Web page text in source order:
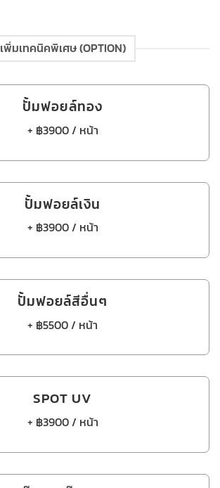
เพิ่มเทคนิคพิเศษ (OPTION)
ปั้มฟอยล์ทอง
+ ฿3900 / หน้า
ปั้มฟอยล์เงิน
+ ฿3900 / หน้า
ปั้มฟอยล์สีอื่นๆ
+ ฿5500 / หน้า
SPOT UV
+ ฿3900 / หน้า